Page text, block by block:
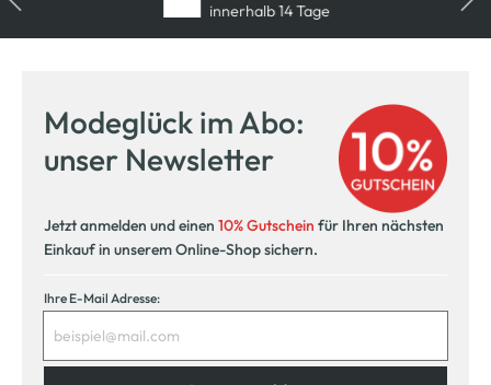
innerhalb 14 Tage
Modeglück im Abo:
unser Newsletter
Jetzt anmelden und einen 10% Gutschein für Ihren nächsten
Einkauf in unserem Online-Shop sichern.
Ihre E-Mail Adresse: